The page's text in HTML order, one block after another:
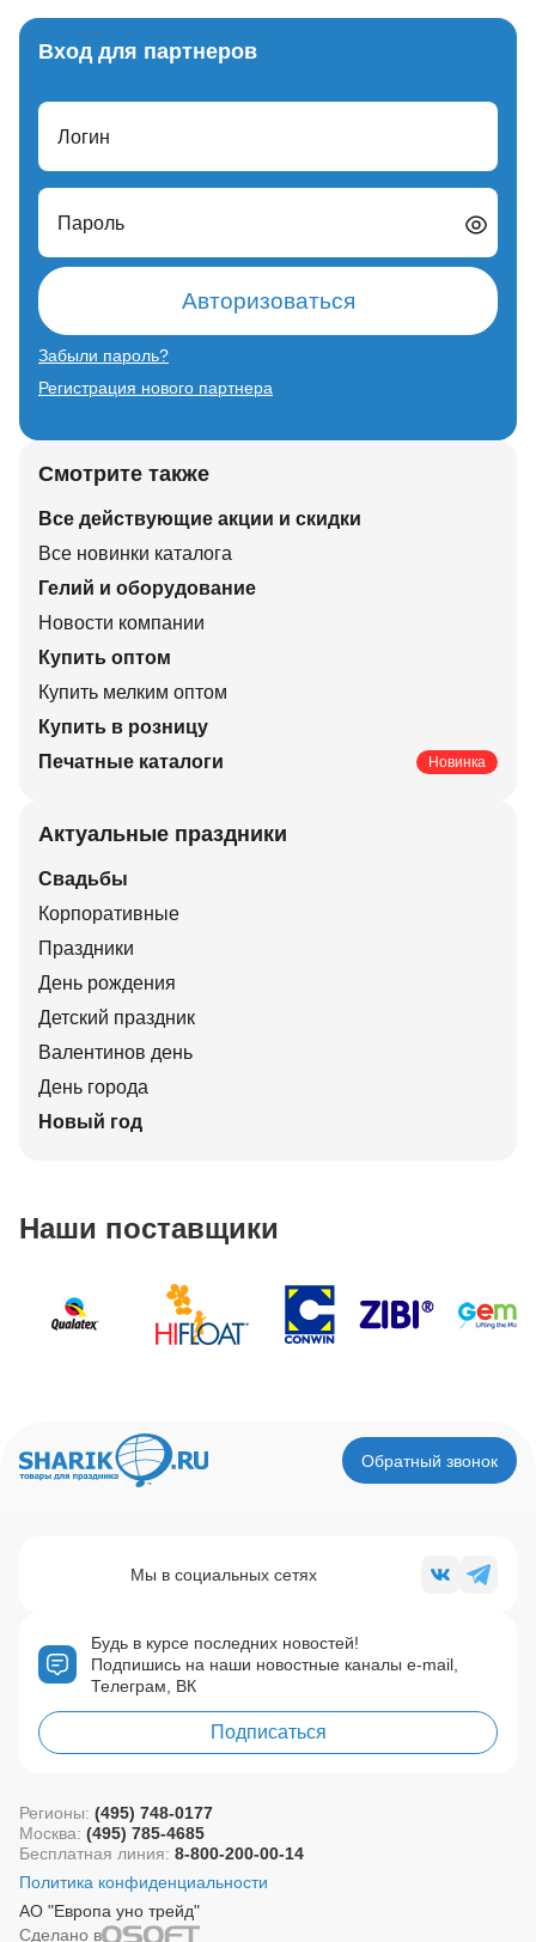
Вход для партнеров
Логин
Пароль
Авторизоваться
Забыли пароль?
Регистрация нового партнера
Смотрите также
Все действующие акции и скидки
Все новинки каталога
Гелий и оборудование
Новости компании
Купить оптом
Купить мелким оптом
Купить в розницу
Печатные каталоги
Новинка
Актуальные праздники
Свадьбы
Корпоративные
Праздники
День рождения
Детский праздник
Валентинов день
День города
Новый год
Наши поставщики
Обратный звонок
Будь в курсе последних новостей!
Подпишись на наши новостные каналы e-mail,
Телеграм, ВК
Подписаться
Мы в социальных сетях
АО "Европа уно трейд"
Регионы: (495) 748-0177
Москва: (495) 785-4685
Бесплатная линия: 8-800-200-00-14
Политика конфиденциальности
Сделано в